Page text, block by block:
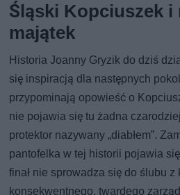
Śląski Kopciuszek
majątek
Historia Joanny Gryzik do dziś
się inspiracją dla następnych
przypominają opowieść o
nie pojawia się tu żadna
protektor nazywany „diabłem”.
pantofelka w tej historii pojawia
finał nie sprowadza się do ślubu
konsekwentnego, twardego